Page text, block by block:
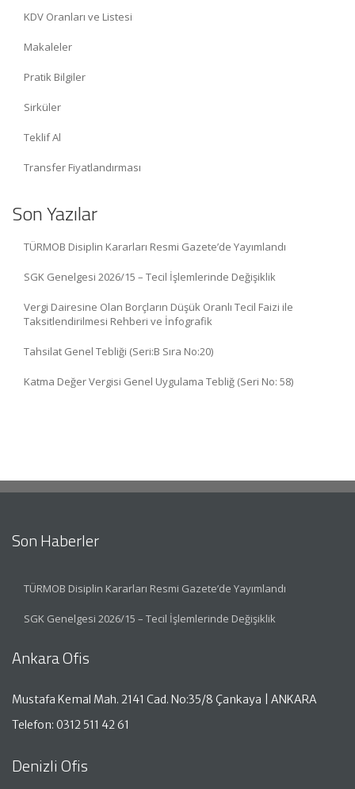
KDV Oranları ve Listesi
Makaleler
Pratik Bilgiler
Sirküler
Teklif Al
Transfer Fiyatlandırması
Son Yazılar
TÜRMOB Disiplin Kararları Resmi Gazete’de Yayımlandı
SGK Genelgesi 2026/15 – Tecil İşlemlerinde Değişiklik
Vergi Dairesine Olan Borçların Düşük Oranlı Tecil Faizi ile
Taksitlendirilmesi Rehberi ve İnfografik
Tahsilat Genel Tebliği (Seri:B Sıra No:20)
Katma Değer Vergisi Genel Uygulama Tebliğ (Seri No: 58)
Son Haberler
TÜRMOB Disiplin Kararları Resmi Gazete’de Yayımlandı
SGK Genelgesi 2026/15 – Tecil İşlemlerinde Değişiklik
Ankara Ofis
Mustafa Kemal Mah. 2141 Cad. No:35/8 Çankaya | ANKARA
Telefon: 0312 511 42 61
Denizli Ofis